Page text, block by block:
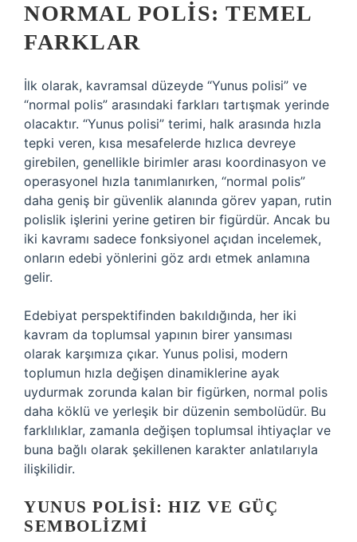
NORMAL POLIS: TEMEL
FARKLAR
İlk olarak, kavramsal düzeyde “Yunus polisi” ve
“normal polis” arasındaki farkları tartışmak yerinde
olacaktır. “Yunus polisi” terimi, halk arasında hızla
tepki veren, kısa mesafelerde hızlıca devreye
girebilen, genellikle birimler arası koordinasyon ve
operasyonel hızla tanımlanırken, “normal polis”
daha geniş bir güvenlik alanında görev yapan, rutin
polislik işlerini yerine getiren bir figürdür. Ancak bu
iki kavramı sadece fonksiyonel açıdan incelemek,
onların edebi yönlerini göz ardı etmek anlamına
gelir.
Edebiyat perspektifinden bakıldığında, her iki
kavram da toplumsal yapının birer yansıması
olarak karşımıza çıkar. Yunus polisi, modern
toplumun hızla değişen dinamiklerine ayak
uydurmak zorunda kalan bir figürken, normal polis
daha köklü ve yerleşik bir düzenin sembolüdür. Bu
farklılıklar, zamanla değişen toplumsal ihtiyaçlar ve
buna bağlı olarak şekillenen karakter anlatılarıyla
ilişkilidir.
YUNUS POLISI: HIZ VE GÜÇ
SEMBOLIZMI